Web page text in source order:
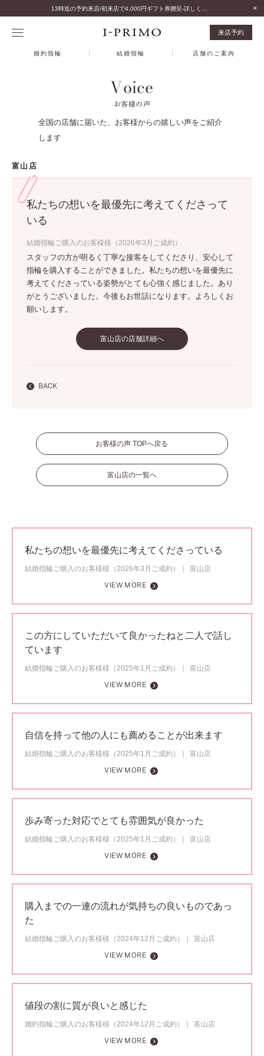
来店予約
婚約指輪 結婚指輪 店舗のご案内
Voice
お客様の声
全国の店舗に届いた、お客様からの嬉しい声をご紹介
します
富山店
私たちの想いを最優先に考えてくださって
いる
結婚指輪ご購入のお客様様（2026年3月ご成約）
スタッフの方が明るく丁寧な接客をしてくださり、安心して
指輪を購入することができました。私たちの想いを最優先に
考えてくださっている姿勢がとても心強く感じました。あり
がとうございました。今後もお世話になります。よろしくお
願いします。
富山店の店舗詳細へ
BACK
お客様の声 TOPへ戻る
富山店の一覧へ
私たちの想いを最優先に考えてくださっている
結婚指輪ご購入のお客様様（2026年3月ご成約）
富山店
VIEW MORE
この方にしていただいて良かったねと二人で話し
ています
結婚指輪ご購入のお客様様（2025年1月ご成約）
富山店
VIEW MORE
自信を持って他の人にも薦めることが出来ます
結婚指輪ご購入のお客様様（2025年1月ご成約）
富山店
VIEW MORE
歩み寄った対応でとても雰囲気が良かった
結婚指輪ご購入のお客様様（2025年1月ご成約）
富山店
VIEW MORE
購入までの一連の流れが気持ちの良いものであっ
た
結婚指輪ご購入のお客様様（2024年12月ご成約）
富山店
VIEW MORE
値段の割に質が良いと感じた
婚約指輪ご購入のお客様様（2024年12月ご成約）
富山店
VIEW MORE